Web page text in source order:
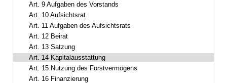
Art. 9 Aufgaben des Vorstands
Art. 10 Aufsichtsrat
Art. 11 Aufgaben des Aufsichtsrats
Art. 12 Beirat
Art. 13 Satzung
Art. 14 Kapitalausstattung
Art. 15 Nutzung des Forstvermögens
Art. 16 Finanzierung